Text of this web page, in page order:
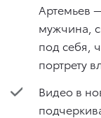
Артемьев
мужчина,
под себя,
портрету
Видео в